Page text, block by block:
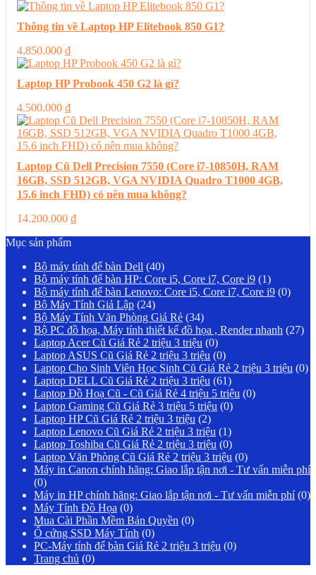
Thông tin về Laptop HP Elitebook 850 G1?
4.850.000 ₫
Laptop HP Probook 450 G2 là gì?
4.500.000 ₫
Laptop Cũ Dell Precision 7550 (Core i7-10850H, RAM
16GB, SSD 512GB, VGA NVIDIA Quadro T1000 4GB,
15.6 inch FHD) có nên mua không?
14.200.000 ₫
Mục sản phẩm
Bộ máy tính để bàn Dell (40)
Bộ máy tính để bàn HP: Core i5, Core i7, Core i9 (1)
Bộ máy tính để bàn Lenovo: Core i5, Core i7, Core i9 (0)
Bộ Máy Tính Giả Lập (24)
Bộ Máy Tính Văn Phòng Giá Rẻ (34)
Bộ PC đồ họa, Máy tính thiết kế đồ họa , Render nhanh (27)
Laptop Acer Cũ Giá Rẻ 2 triệu 3 triệu (0)
Laptop ASUS Cũ Giá Rẻ 2 triệu 3 triệu (0)
Laptop Cho Sinh Viên Học Sinh Cũ Giá Rẻ 2 triệu 3 triệu (0)
Laptop DELL Cũ Giá Rẻ 2 triệu 3 triệu (61)
Laptop Đồ Hoạ Cũ - Cũ Giá Rẻ 4 triệu 5 triệu (0)
Laptop Gaming Cũ Giá Rẻ 3 triệu 5 triệu (0)
Laptop HP Cũ Giá Rẻ 2 triệu 3 triệu (2)
Laptop Lenovo Cũ Giá Rẻ 2 triệu 3 triệu (1)
Laptop Toshiba Cũ Giá Rẻ 2 triệu 3 triệu (0)
Laptop Văn Phòng Cũ Giá Rẻ 2 triệu 3 triệu (0)
Máy in Canon chính hãng: Giao lắp tận nơi - Tư vấn miễn phí
(0)
Máy in HP chính hãng: Giao lắp tận nơi - Tư vấn miễn phí (0)
Máy Tính Đồ Họa (0)
Mua Cài Phần Mềm Bản Quyền (0)
Ổ cứng SSD Máy Tính (0)
PC-Máy tính để bàn Giá Rẻ 2 triệu 3 triệu (0)
Trang chủ (0)